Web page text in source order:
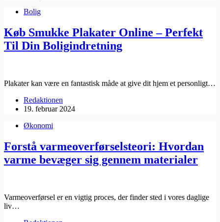
Bolig
Køb Smukke Plakater Online – Perfekt
Til Din Boligindretning
Plakater kan være en fantastisk måde at give dit hjem et personligt…
Redaktionen
19. februar 2024
Økonomi
Forstå varmeoverførselsteori: Hvordan
varme bevæger sig gennem materialer
Varmeoverførsel er en vigtig proces, der finder sted i vores daglige
liv…